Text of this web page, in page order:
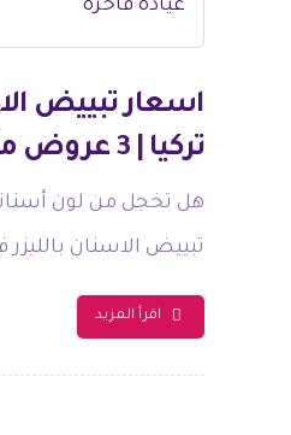
اسعار تبييض
تركيا | 3 عروض مذهلة
هل تخجل من لون
تبييض الاسنان بالليزر
اقرأ المزيد